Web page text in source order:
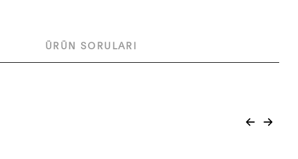
ÜRÜN SORULARI